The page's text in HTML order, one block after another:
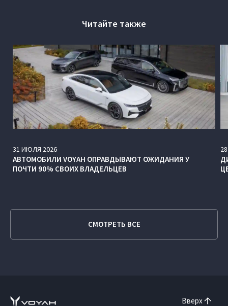
Читайте также
31 ИЮЛЯ 2026
АВТОМОБИЛИ VOYAH ОПРАВДЫВАЮТ ОЖИДАНИЯ У
ПОЧТИ 90% СВОИХ ВЛАДЕЛЬЦЕВ
28
СМОТРЕТЬ ВСЕ
Вверх